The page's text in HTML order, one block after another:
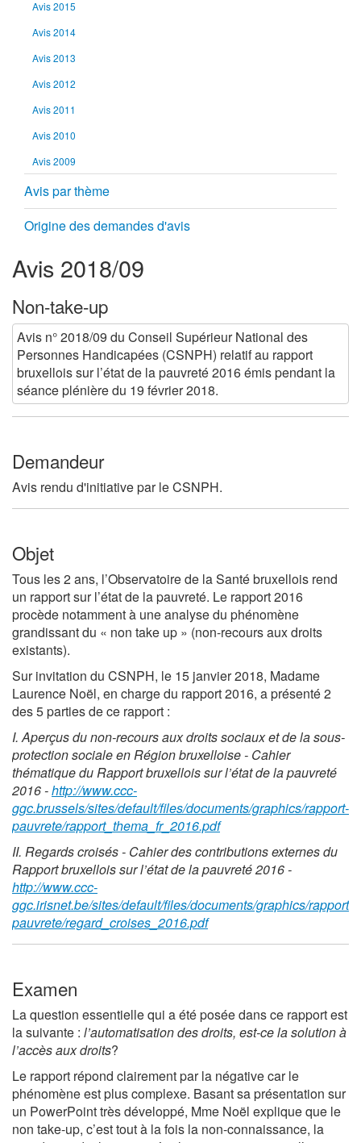
Avis 2015
Avis 2014
Avis 2013
Avis 2012
Avis 2011
Avis 2010
Avis 2009
Avis par thème
Origine des demandes d'avis
Avis 2018/09
Non-take-up
Avis n° 2018/09 du Conseil Supérieur National des
Personnes Handicapées (CSNPH) relatif au rapport
bruxellois sur l’état de la pauvreté 2016 émis pendant la
séance plénière du 19 février 2018.
Demandeur
Avis rendu d'initiative par le CSNPH.
Objet
Tous les 2 ans, l’Observatoire de la Santé bruxellois rend
un rapport sur l’état de la pauvreté. Le rapport 2016
procède notamment à une analyse du phénomène
grandissant du « non take up » (non-recours aux droits
existants).
Sur invitation du CSNPH, le 15 janvier 2018, Madame
Laurence Noël, en charge du rapport 2016, a présenté 2
des 5 parties de ce rapport :
I. Aperçus du non-recours aux droits sociaux et de la sous-
protection sociale en Région bruxelloise - Cahier
thématique du Rapport bruxellois sur l’état de la pauvreté
2016 -http://www.ccc-
ggc.brussels/sites/default/files/documents/graphics/rapport-
pauvrete/rapport_thema_fr_2016.pdf
II. Regards croisés - Cahier des contributions externes du
Rapport bruxellois sur l’état de la pauvreté 2016 -
http://www.ccc-
ggc.irisnet.be/sites/default/files/documents/graphics/rapport-
pauvrete/regard_croises_2016.pdf
Examen
La question essentielle qui a été posée dans ce rapport est
la suivante : l’automatisation des droits, est-ce la solution à
l’accès aux droits?
Le rapport répond clairement par la négative car le
phénomène est plus complexe. Basant sa présentation sur
un PowerPoint très développé, Mme Noël explique que le
non take-up, c’est tout à la fois la non-connaissance, la